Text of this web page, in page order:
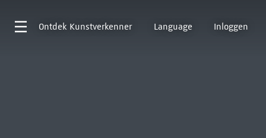
Ontdek Kunstverkenner Language Inloggen